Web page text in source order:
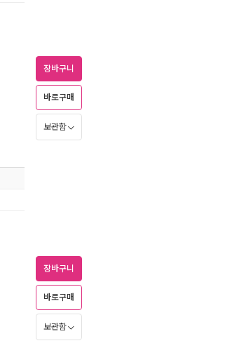
장바구니
바로구매
보관함
장바구니
바로구매
보관함